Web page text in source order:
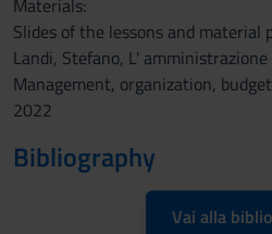
Materials:
Slides of the lessons and material
Landi, Stefano, L'
Management, organization,
2022
Bibliography
Vai alla